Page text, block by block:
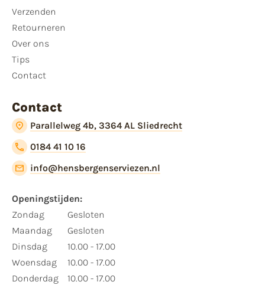
Verzenden
Retourneren
Over ons
Tips
Contact
Contact
Parallelweg 4b, 3364 AL Sliedrecht
0184 41 10 16
info@hensbergenserviezen.nl
Openingstijden:​
​Zondag
Maandag
Dinsdag
Woensdag
Donderdag
Gesloten
Gesloten
10.00 - 17.00
10.00 - 17.00
10.00 - 17.00